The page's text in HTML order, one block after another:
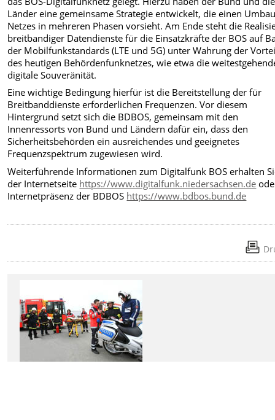
Länder eine gemeinsame Strategie entwickelt, die einen
Netzes in mehreren Phasen vorsieht. Am Ende steht die
breitbandiger Datendienste für die Einsatzkräfte der BOS auf
der Mobilfunkstandards (LTE und 5G) unter Wahrung der
des heutigen Behördenfunknetzes, wie etwa die
digitale Souveränität.
Eine wichtige Bedingung hierfür ist die Bereitstellung der für
Breitbanddienste erforderlichen Frequenzen. Vor diesem
Hintergrund setzt sich die BDBOS, gemeinsam mit den
Innenressorts von Bund und Ländern dafür ein, dass den
Sicherheitsbehörden ein ausreichendes und geeignetes
Frequenzspektrum zugewiesen wird.
Weiterführende Informationen zum Digitalfunk BOS erhalten
der Internetseite https://www.digitalfunk.niedersachsen.de
Internetpräsenz der BDBOS https://www.bdbos.bund.de